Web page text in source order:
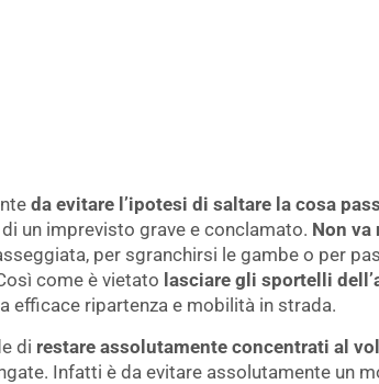
da evitare l’ipotesi di saltare la cosa
di un imprevisto grave e conclamato. Non va
per sgranchirsi le gambe o per
come è vietato lasciare gli sportelli
efficace ripartenza e mobilità in strada.
di restare assolutamente concentrati al
Infatti è da evitare assolutamente un